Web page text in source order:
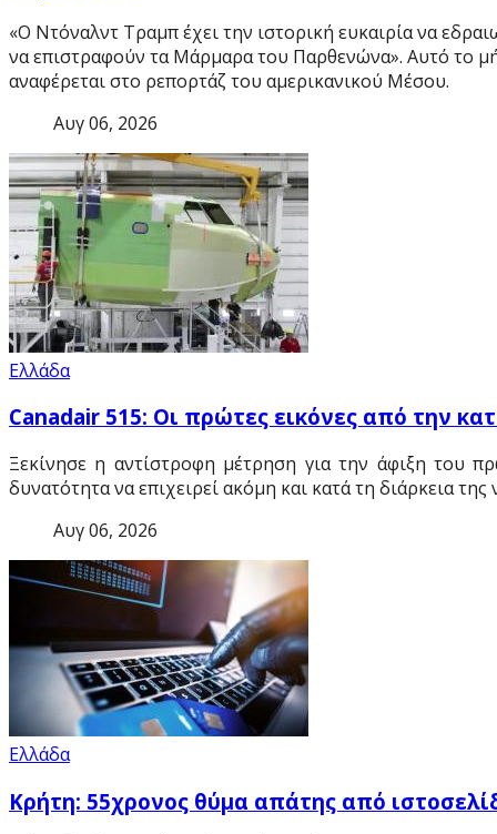
«Ο Ντόναλντ Τραμπ έχει την ιστορική ευκαιρία να
να επιστραφούν τα Μάρμαρα του Παρθενώνα». Αυτό το
αναφέρεται στο ρεπορτάζ του αμερικανικού Μέσου.
Αυγ 06, 2026
Ελλάδα
Canadair 515: Οι πρώτες εικόνες από την
Ξεκίνησε η αντίστροφη μέτρηση για την άφιξη του
δυνατότητα να επιχειρεί ακόμη και κατά τη διάρκεια της
Αυγ 06, 2026
Ελλάδα
Κρήτη: 55χρονος θύμα απάτης από